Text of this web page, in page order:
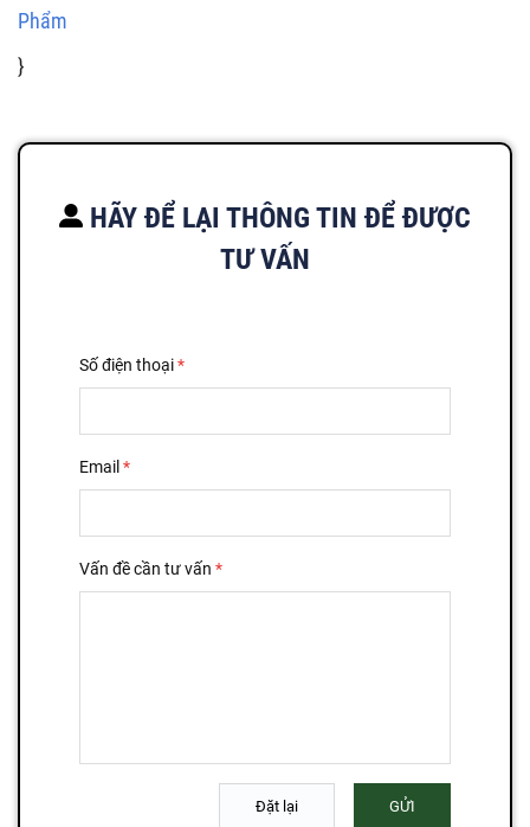
Phẩm
}
HÃY ĐỂ LẠI THÔNG TIN ĐỂ ĐƯỢC
TƯ VẤN